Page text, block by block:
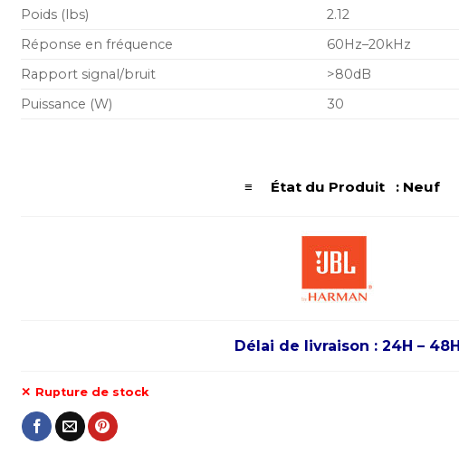
Poids (lbs)
2.12
Réponse en fréquence
60Hz–20kHz
Rapport signal/bruit
>80dB
Puissance (W)
30
≡ État du Produit : Neuf
Délai de livraison : 24H – 48H
Rupture de stock